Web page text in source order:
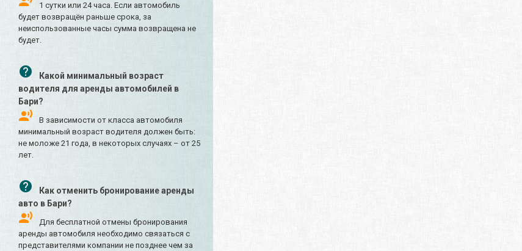
1 сутки или 24 часа. Если автомобиль
будет возвращён раньше срока, за
неиспользованные часы сумма возвращена не
будет.
Какой минимальный возраст
водителя для аренды автомобилей в
Бари?
В зависимости от класса автомобиля
минимальный возраст водителя должен быть:
не моложе 21 года, в некоторых случаях – от 25
лет.
Как отменить бронирование аренды
авто в Бари?
Для бесплатной отмены бронирования
аренды автомобиля необходимо связаться с
представителями компании не позднее чем за